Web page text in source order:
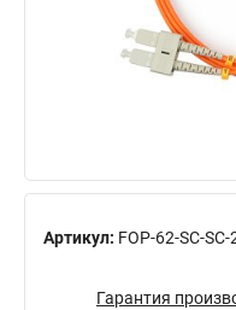
Артикул: FOP-62-SC-SC-
Гарантия